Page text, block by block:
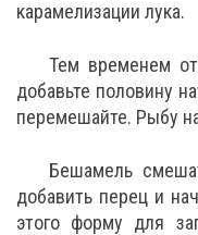
карамелизации лука.
Тем временем
добавьте половину
перемешайте. Рыбу
Бешамель
добавить перец и
этого форму для